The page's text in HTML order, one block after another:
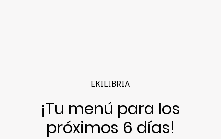
EKILIBRIA
¡Tu menú para los
próximos 6 días!